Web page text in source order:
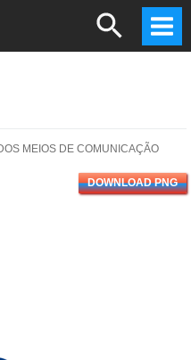
Search
MEIOS DE COMUNICAÇÃO
DOWNLOAD PNG